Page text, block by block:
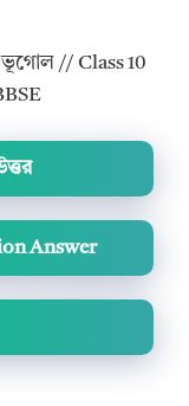
ভূগোল // Class 10
Answer